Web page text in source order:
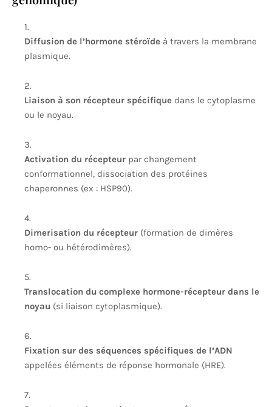
Diffusion de l’hormone stéroïde à travers la membrane
plasmique.
Liaison à son récepteur spécifique dans le cytoplasme
ou le noyau.
Activation du récepteur par changement
conformationnel, dissociation des protéines
chaperonnes (ex : HSP90).
Dimerisation du récepteur (formation de dimères
homo- ou hétérodimères).
Translocation du complexe hormone-récepteur dans le
noyau (si liaison cytoplasmique).
Fixation sur des séquences spécifiques de l’ADN
appelées éléments de réponse hormonale (HRE).